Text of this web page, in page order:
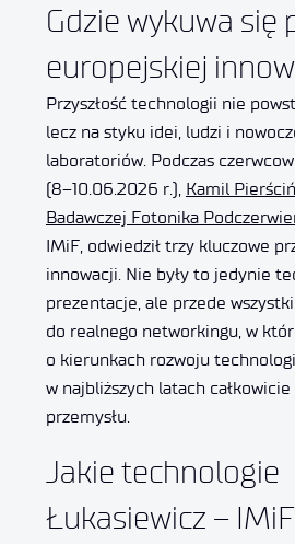
Gdzie wykuwa się
europejskiej
Przyszłość technologii nie
lecz na styku idei, ludzi i
laboratoriów. Podczas
(8–10.06.2026 r.), Kamil
Badawczej Fotonika
IMiF, odwiedził trzy kluczowe
innowacji. Nie były to jedynie
prezentacje, ale przede
do realnego networkingu, w
o kierunkach rozwoju
w najbliższych latach
przemysłu.
Jakie technologie
Łukasiewicz –